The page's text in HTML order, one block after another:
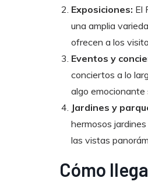
Exposiciones: El
una amplia
ofrecen a los
Eventos y
conciertos a lo
algo emocionante
Jardines y
hermosos
las vistas
Cómo